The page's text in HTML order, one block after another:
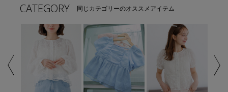
CATEGORY 同じカテゴリーのオススメアイテム